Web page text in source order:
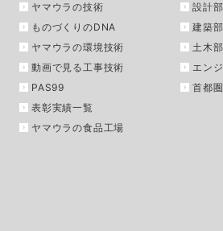
ヤマウラの技術
ものづくりのDNA
ヤマウラの環境技術
動画で見る工事技術
PAS99
表彰実績一覧
ヤマウラの食品工場
設計
建築
土木
エン
首都